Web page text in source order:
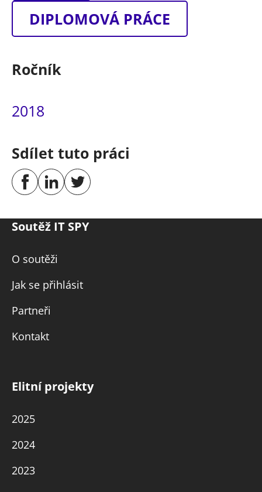
DIPLOMOVÁ PRÁCE
Ročník
2018
Sdílet tuto práci
Soutěž IT SPY
O soutěži
Jak se přihlásit
Partneři
Kontakt
Elitní projekty
2025
2024
2023